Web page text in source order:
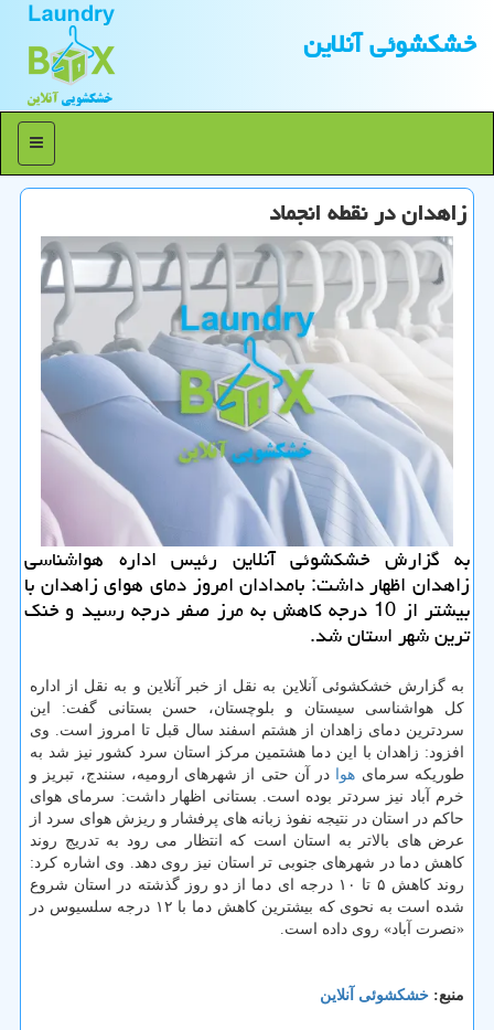
خشكشوئی آنلاین
منو
زاهدان در نقطه انجماد
به گزارش خشكشوئی آنلاین رئیس اداره هواشناسی
زاهدان اظهار داشت: بامدادان امروز دمای هوای زاهدان با
بیشتر از 10 درجه كاهش به مرز صفر درجه رسید و خنك
ترین شهر استان شد.
به گزارش خشكشوئی آنلاین به نقل از خبر آنلاین و به نقل از اداره
كل هواشناسی سیستان و بلوچستان، حسن بستانی گفت: این
سردترین دمای زاهدان از هشتم اسفند سال قبل تا امروز است. وی
افزود: زاهدان با این دما هشتمین مركز استان سرد كشور نیز شد به
طوریكه سرمای هوا در آن حتی از شهرهای ارومیه، سنندج، تبریز و
خرم آباد نیز سردتر بوده است. بستانی اظهار داشت: سرمای هوای
حاكم در استان در نتیجه نفوذ زبانه های پرفشار و ریزش هوای سرد از
عرض های بالاتر به استان است كه انتظار می رود به تدریج روند
كاهش دما در شهرهای جنوبی تر استان نیز روی دهد. وی اشاره كرد:
روند كاهش ۵ تا ۱۰ درجه ای دما از دو روز گذشته در استان شروع
شده است به نحوی كه بیشترین كاهش دما با ۱۲ درجه سلسیوس در
«نصرت آباد» روی داده است.
منبع: خشكشوئی آنلاین